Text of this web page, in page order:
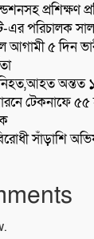
প্রশিক্ষণ
এর পরিচালক
আগামী ৫ দিন
নিহত,আহত অন্তত
টেকনাফে ৫৫
সাঁড়াশি